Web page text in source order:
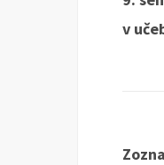
v